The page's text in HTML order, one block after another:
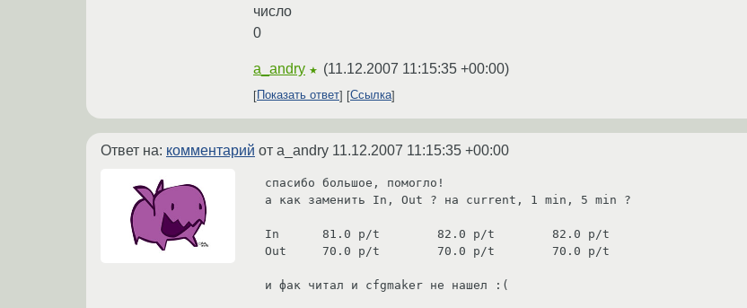
число
0
a_andry ★ (11.12.2007 11:15:35 +00:00)
Показать ответ Ссылка
Ответ на: комментарий от a_andry 11.12.2007 11:15:35 +00:00
спасибо большое, помогло!
а как заменить In, Out ? на current, 1 min, 5 min ?
In	81.0 p/t	82.0 p/t 	82.0 p/t
Out	70.0 p/t 	70.0 p/t 	70.0 p/t
и фак читал и cfgmaker не нашел :(